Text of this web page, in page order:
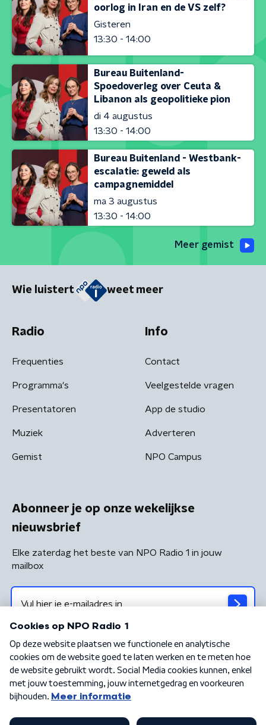
oorlog in Iran en de VS zelf?
Gisteren
13:30 - 14:00
Bureau Buitenland-
Spoedoverleg over Ceuta &
Libanon als geopolitieke pion
di 4 augustus
13:30 - 14:00
Bureau Buitenland - Westbank-
escalatie: geweld als
campagnemiddel
ma 3 augustus
13:30 - 14:00
Meer gemist
Wie luistert weet meer
Radio
Frequenties
Programma's
Presentatoren
Muziek
Gemist
Info
Contact
Veelgestelde vragen
App de studio
Adverteren
NPO Campus
Abonneer je op onze wekelijkse
nieuwsbrief
Elke zaterdag het beste van NPO Radio 1 in jouw
mailbox
Algemene voorwaarden